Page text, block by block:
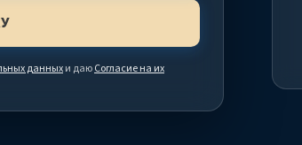
данныхи даюСогласие на их